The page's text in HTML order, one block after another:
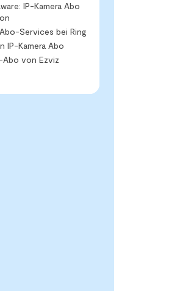
IP-Kamera Abo
Services bei Ring
IP-Kamera Abo
Abo von Ezviz